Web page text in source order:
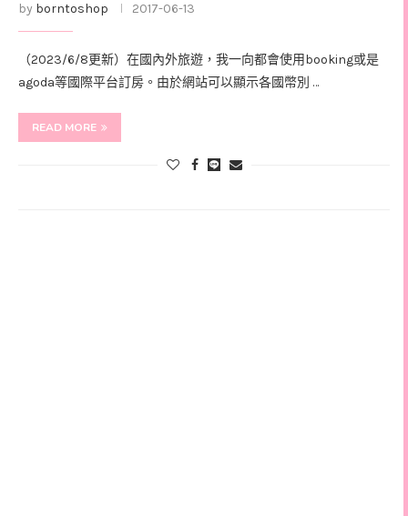
by borntoshop 2017-06-13
（2023/6/8更新）在國內外旅遊，我一向都會使用booking或是
agoda等國際平台訂房。由於網站可以顯示各國幣別 …
READ MORE